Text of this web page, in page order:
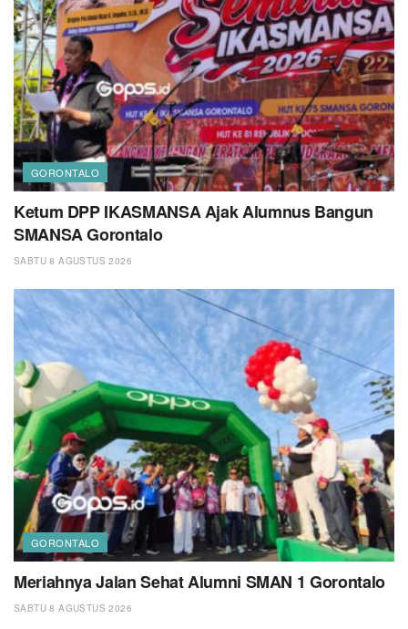
GORONTALO
Ketum DPP IKASMANSA Ajak Alumnus Bangun
SMANSA Gorontalo
SABTU 8 AGUSTUS 2026
GORONTALO
Meriahnya Jalan Sehat Alumni SMAN 1 Gorontalo
SABTU 8 AGUSTUS 2026